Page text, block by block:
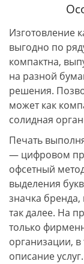
Изготовление
выгодно по
компактна,
на разной
решения.
может как
солидная
Печать
— цифровом
офсетный
выделения
значка
так далее. На
только
организации, в
описание услуг.